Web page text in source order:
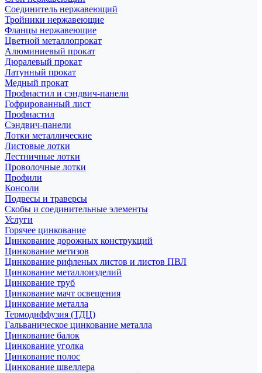
Соединитель нержавеющий
Тройники нержавеющие
Фланцы нержавеющие
Цветной металлопрокат
Алюминиевый прокат
Дюралевый прокат
Латунный прокат
Медный прокат
Профнастил и сэндвич-панели
Гофрированный лист
Профнастил
Сэндвич-панели
Лотки металлические
Листовые лотки
Лестничные лотки
Проволочные лотки
Профили
Консоли
Подвесы и траверсы
Скобы и соединительные элементы
Услуги
Горячее цинкование
Цинкование дорожных конструкций
Цинкование метизов
Цинкование рифленых листов и листов ПВЛ
Цинкование металлоизделий
Цинкование труб
Цинкование мачт освещения
Цинкование металла
Термодиффузия (ТДЦ)
Гальваническое цинкование металла
Цинкование балок
Цинкование уголка
Цинкование полос
Цинкование швеллера